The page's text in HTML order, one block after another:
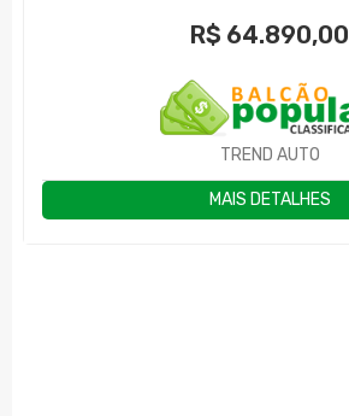
R$ 64.890,00
TREND AUTO
MAIS DETALHES